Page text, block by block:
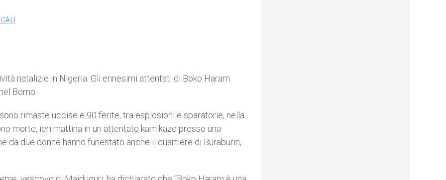
natalizie in Nigeria. Gli ennesimi attentati di Boko Haram
Borno.
rimaste uccise e 90 ferite, tra esplosioni e sparatorie, nella
morte, ieri mattina in un attentato kamikaze presso una
da due donne hanno funestato anche il quartiere di Buraburin,